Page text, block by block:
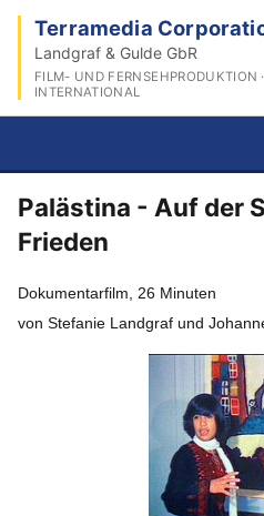
Terramedia
Landgraf & Gulde GbR
FILM- UND FERNSEHPRODUKTION
INTERNATIONAL
Palästina - Auf der
Frieden
Dokumentarfilm, 26 Minuten
von Stefanie Landgraf und